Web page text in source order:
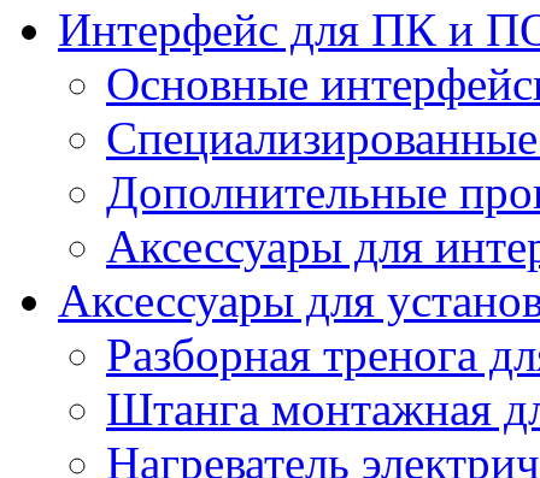
Интерфейс для ПК и
Основные
Дополнительные
Аксессуары для
Аксессуары для
Разборная тренога
Штанга монтажная
Нагреватель